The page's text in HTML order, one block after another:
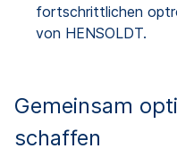
fortschrittlichen
von HENSOLDT.
Gemeinsam
schaffen